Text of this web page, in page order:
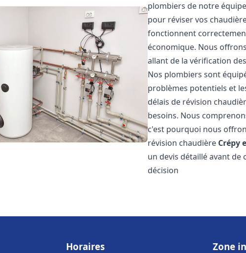
plombiers de notre
pour réviser vos
fonctionnent
économique. Nous
allant de la vérification
Nos plombiers sont
problèmes potentiels et
délais de révision
besoins. Nous
c'est pourquoi nous
révision chaudière Crépy
un devis détaillé avant de
décision
Horaires Zone